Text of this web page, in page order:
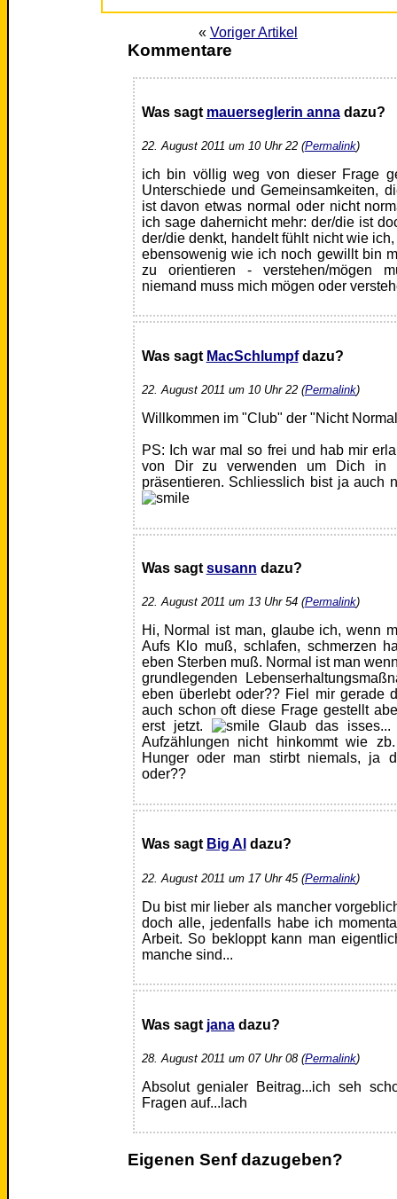
« Voriger Artikel
Kommentare
Was sagt mauerseglerin annadazu?
22. August 2011 um 10 Uhr 22 (Permalink)
ich bin völlig weg von dieser Frage
Unterschiede und Gemeinsamkeiten,
ist davon etwas normal oder nicht
ich sage dahernicht mehr: der/die ist
der/die denkt, handelt fühlt nicht wie
ebensowenig wie ich noch gewillt bin
zu orientieren - verstehen/mögen
niemand muss mich mögen oder
Was sagt MacSchlumpfdazu?
22. August 2011 um 10 Uhr 22 (Permalink)
Willkommen im "Club" der "Nicht
PS: Ich war mal so frei und hab mir
von Dir zu verwenden um Dich in
präsentieren. Schliesslich bist ja auch
Was sagt susann dazu?
22. August 2011 um 13 Uhr 54 (Permalink)
Hi, Normal ist man, glaube ich, wenn
Aufs Klo muß, schlafen, schmerzen
eben Sterben muß. Normal ist man
grundlegenden
eben überlebt oder?? Fiel mir gerade
auch schon oft diese Frage gestellt
erst jetzt.
Glaub das isses...
Aufzählungen nicht hinkommt wie
Hunger oder man stirbt niemals, ja
oder??
Was sagt Big Al dazu?
22. August 2011 um 17 Uhr 45 (Permalink)
Du bist mir lieber als mancher
doch alle, jedenfalls habe ich
Arbeit. So bekloppt kann man
manche sind...
Was sagt janadazu?
28. August 2011 um 07 Uhr 08 (Permalink)
Absolut genialer Beitrag...ich seh
Fragen auf...lach
Eigenen Senf dazugeben?